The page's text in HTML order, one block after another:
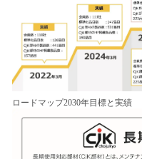
ロードマップ2030年目標と実績